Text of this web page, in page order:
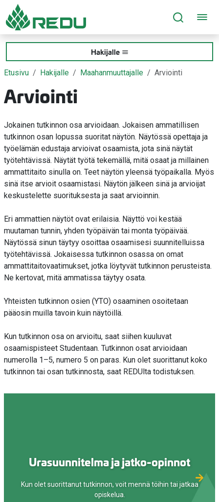
Siirry sivusisältöön
Hakijalle
Etusivu Hakijalle Maahanmuuttajalle Arviointi
Arviointi
Jokainen tutkinnon osa arvioidaan. Jokaisen ammatillisen
tutkinnon osan lopussa suoritat näytön. Näytössä opettaja ja
työelämän edustaja arvioivat osaamista, jota sinä näytät
työtehtävissä. Näytät työtä tekemällä, mitä osaat ja millainen
ammattitaito sinulla on. Teet näytön yleensä työpaikalla. Myös
sinä itse arvioit osaamistasi. Näytön jälkeen sinä ja arvioijat
keskustelette suorituksesta ja saat arvioinnin.
Eri ammattien näytöt ovat erilaisia. Näyttö voi kestää
muutaman tunnin, yhden työpäivän tai monta työpäivää.
Näytössä sinun täytyy osoittaa osaamisesi suunnitelluissa
työtehtävissä. Jokaisessa tutkinnon osassa on omat
ammattitaitovaatimukset, jotka löytyvät tutkinnon perusteista.
Ne kertovat, mitä ammatissa täytyy osata.
Yhteisten tutkinnon osien (YTO) osaaminen osoitetaan
pääosin muilla tavoin kuin näytöillä.
Kun tutkinnon osa on arvioitu, saat siihen kuuluvat
osaamispisteet Studentaan. Tutkinnon osat arvioidaan
numerolla 1–5, numero 5 on paras. Kun olet suorittanut koko
tutkinnon tai osan tutkinnosta, saat REDUlta todistuksen.
Urasuunnitelma ja jatko-opinnot
Kun olet suorittanut tutkinnon, voit mennä töihin tai jatkaa
opiskelua.